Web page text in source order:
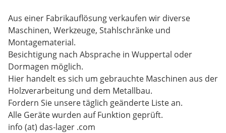
Aus einer Fabrikauflösung verkaufen wir diverse
Maschinen, Werkzeuge, Stahlschränke und
Montagematerial.
Besichtigung nach Absprache in Wuppertal oder
Dormagen möglich.
Hier handelt es sich um gebrauchte Maschinen aus der
Holzverarbeitung und dem Metallbau.
Fordern Sie unsere täglich geänderte Liste an.
Alle Geräte wurden auf Funktion geprüft.
info (at) das-lager .com